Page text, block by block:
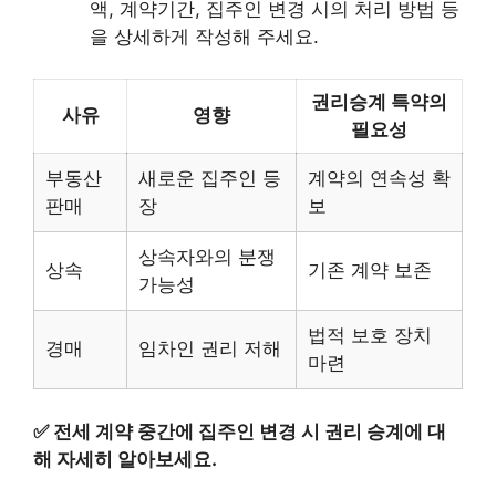
액, 계약기간, 집주인 변경 시의 처리 방법 등
을 상세하게 작성해 주세요.
사유 영향
권리승계 특약의
필요성
부동산
판매
새로운 집주인 등
장
계약의 연속성 확
보
상속
상속자와의 분쟁
가능성
기존 계약 보존
경매 임차인 권리 저해
법적 보호 장치
마련
✅ 전세 계약 중간에 집주인 변경 시 권리 승계에 대
해 자세히 알아보세요.